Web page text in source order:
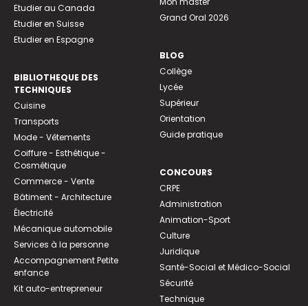
Etudier au Canada
Etudier en Suisse
Etudier en Espagne
BIBLIOTHEQUE DES
TECHNIQUES
Cuisine
Transports
Mode - Vêtements
Coiffure - Esthétique -
Cosmétique
Commerce - Vente
Bâtiment - Architecture
Électricité
Mécanique automobile
Services à la personne
Accompagnement Petite
enfance
Kit auto-entrepreneur
Grand Oral 2026
BLOG
Collège
Lycée
Supérieur
Orientation
Guide pratique
CONCOURS
CRPE
Administration
Animation-Sport
Culture
Juridique
Santé-Social et Médico-Social
Sécurité
Technique